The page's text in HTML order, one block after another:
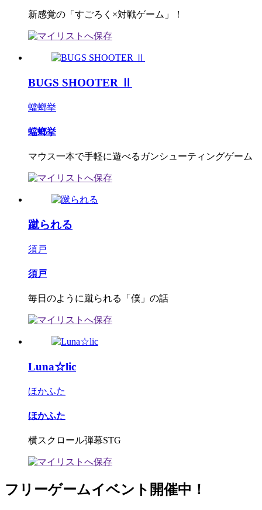
新感覚の「すごろく×対戦ゲーム」！
BUGS SHOOTER Ⅱ
蟷螂挙
蟷螂挙
マウス一本で手軽に遊べるガンシューティングゲーム
蹴られる
須戸
須戸
毎日のように蹴られる「僕」の話
Luna☆lic
ほかふた
ほかふた
横スクロール弾幕STG
フリーゲームイベント開催中！